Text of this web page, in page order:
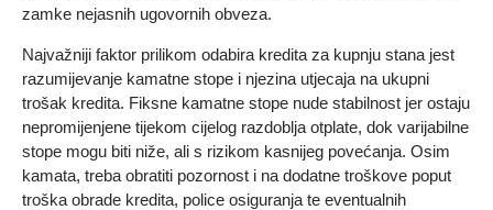
zamke nejasnih ugovornih obveza.
Najvažniji faktor prilikom odabira kredita za kupnju stana jest
razumijevanje kamatne stope i njezina utjecaja na ukupni
trošak kredita. Fiksne kamatne stope nude stabilnost jer ostaju
nepromijenjene tijekom cijelog razdoblja otplate, dok varijabilne
stope mogu biti niže, ali s rizikom kasnijeg povećanja. Osim
kamata, treba obratiti pozornost i na dodatne troškove poput
troška obrade kredita, police osiguranja te eventualnih